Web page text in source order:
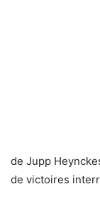
de Jupp
de victoires